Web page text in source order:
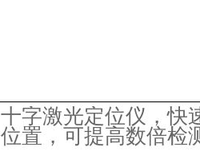
十字激光定位仪，快
位置，可提高数倍检